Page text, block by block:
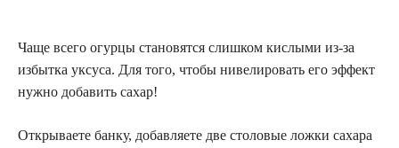
Чаще всего огурцы становятся слишком кислыми из-за
избытка уксуса. Для того, чтобы нивелировать его эффект
нужно добавить сахар!
Открываете банку, добавляете две столовые ложки сахара